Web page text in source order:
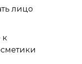
лицо
к